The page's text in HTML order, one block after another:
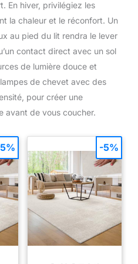
le
un
(Remarque : Les huiles à base
l’appareil et réduire
Éclairage d’ambiance
d'air bébé propose 7
atmosphère de détente, de
romance ! Conception Intelligente
d'air permet un
le haut ou par le réservoir. Son
garantissant l’hygiène
En hiver, privilégiez les
la chaleur et le réconfort. Un
au pied du lit rendra le lever
contact direct avec un sol
de lumière douce et
de chevet avec des
pour créer une
avant de vous coucher.
-5%